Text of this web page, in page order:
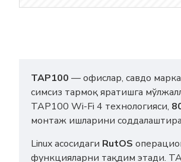
TAP100 — офислар, савдо
симсиз тармоқ яратишга
TAP100 Wi-Fi 4 технологияси,
монтаж ишларини
Linux асосидаги RutOS
функцияларни тақдим этади.